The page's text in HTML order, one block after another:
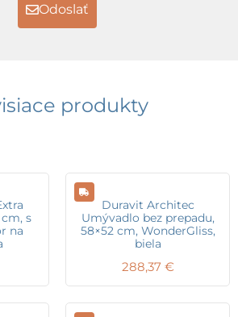
Odoslať
produkty
cm, s
na
Duravit Architec
Umývadlo bez prepadu,
58×52 cm, WonderGliss,
biela
288,37 €